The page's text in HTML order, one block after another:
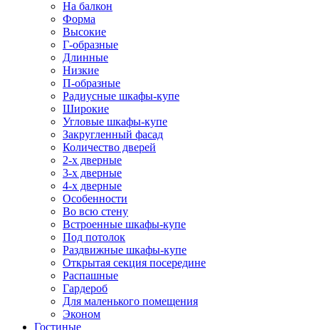
На балкон
Форма
Высокие
Г-образные
Длинные
Низкие
П-образные
Радиусные шкафы-купе
Широкие
Угловые шкафы-купе
Закругленный фасад
Количество дверей
2-х дверные
3-х дверные
4-х дверные
Особенности
Во всю стену
Встроенные шкафы-купе
Под потолок
Раздвижные шкафы-купе
Открытая секция посередине
Распашные
Гардероб
Для маленького помещения
Эконом
Гостиные